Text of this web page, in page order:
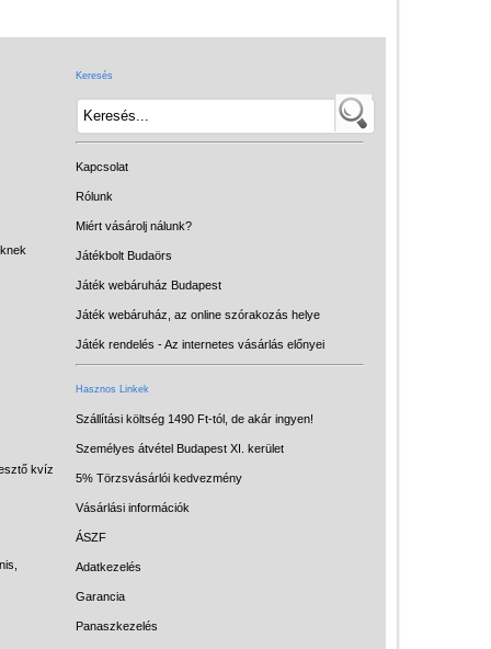
kvíz
Keresés
Kapcsolat
Rólunk
Miért vásárolj nálunk?
Játékbolt Budaörs
Játék webáruház Budapest
Játék webáruház, az online szórakozás helye
Játék rendelés - Az internetes vásárlás előnyei
Hasznos Linkek
Szállítási költség 1490 Ft-tól, de akár ingyen!
Személyes átvétel Budapest XI. kerület
5% Törzsvásárlói kedvezmény
Vásárlási információk
ÁSZF
Adatkezelés
Garancia
Panaszkezelés
Intelligens gyurma
Licenszes TOP
gyerekajándékok
LOGICO
LÜK